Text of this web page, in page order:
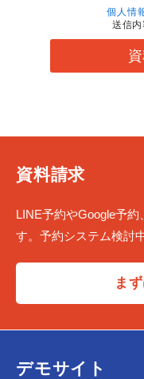
個人情
送信
資料請求
LINE予約やGoogle予
す。予約システム検討
ま
デモサイト